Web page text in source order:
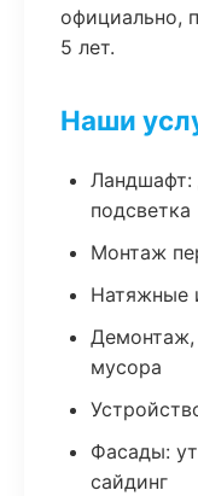
официально,
5 лет.
Наши
Ландшафт:
подсветка
Монтаж
Натяжные
Демонтаж,
мусора
Фасады:
сайдинг